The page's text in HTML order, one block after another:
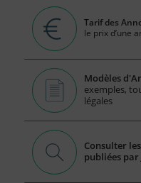
Tarif des
le prix d’une
Modèles
exemples,
légales
Consulter
publiées par